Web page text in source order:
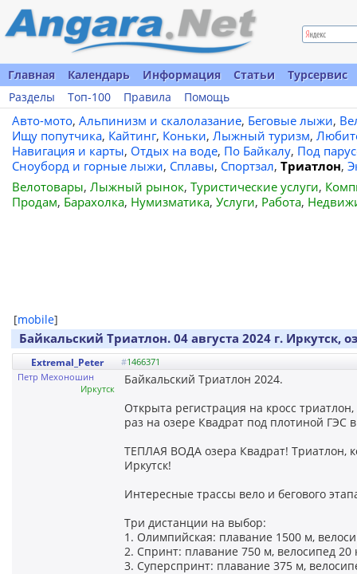
Главная Календарь Информация Статьи
Турсервис
Разделы
Топ-100 Правила Помощь
Авто-мото, Альпинизм и скалолазание, Беговые лыжи,
Ищу попутчика, Кайтинг, Коньки, Лыжный туризм,
Навигация и карты, Отдых на воде, По Байкалу, Под
Сноуборд и горные лыжи, Сплавы, Спортзал, Триатлон,
Велотовары, Лыжный рынок, Туристические услуги,
Продам, Барахолка, Нумизматика, Услуги, Работа,
[mobile]
Байкальский Триатлон. 04 августа 2024 г. Иркутск,
Extremal_Peter #1466371
Петр Мехоношин
Иркутск
Байкальский Триатлон 2024.
Открыта регистрация на кросс
раз на озере Квадрат под плотиной ГЭС
ТЕПЛАЯ ВОДА озера Квадрат! Триатлон,
Иркутск!
Интересные трассы вело и бегового
Три дистанции на выбор:
1. Олимпийская: плавание 1500 м,
2. Спринт: плавание 750 м, велосипед 20
3. Суперспринт: плавание 375 м,